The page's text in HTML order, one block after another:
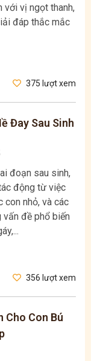
với vị ngọt thanh,
đáp thắc mắc
375 lượt xem
Đay Sau Sinh
đoạn sau sinh,
động từ việc
nhỏ, và các
đề phổ biến
356 lượt xem
Cho Con Bú